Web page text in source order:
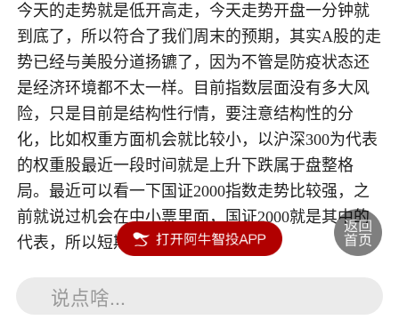
今天的走势就是低开高走，今天走势开盘一分钟就
到底了，所以符合了我们周末的预期，其实A股的走
势已经与美股分道扬镳了，因为不管是防疫状态还
是经济环境都不太一样。目前指数层面没有多大风
险，只是目前是结构性行情，要注意结构性的分
化，比如权重方面机会就比较小，以沪深300为代表
的权重股最近一段时间就是上升下跌属于盘整格
局。最近可以看一下国证2000指数走势比较强，之
前就说过机会在中小票里面，国证2000就是其中的
代表，所以短期机会在中小票当中。
内容如涉及个股仅供参考，不构成任何投资建议！投资风险自负。
说点啥...